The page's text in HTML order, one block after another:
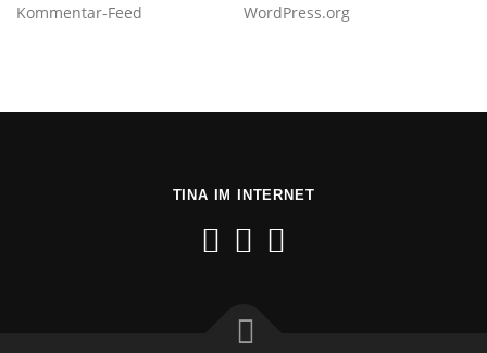
Kommentar-Feed
WordPress.org
TINA IM INTERNET